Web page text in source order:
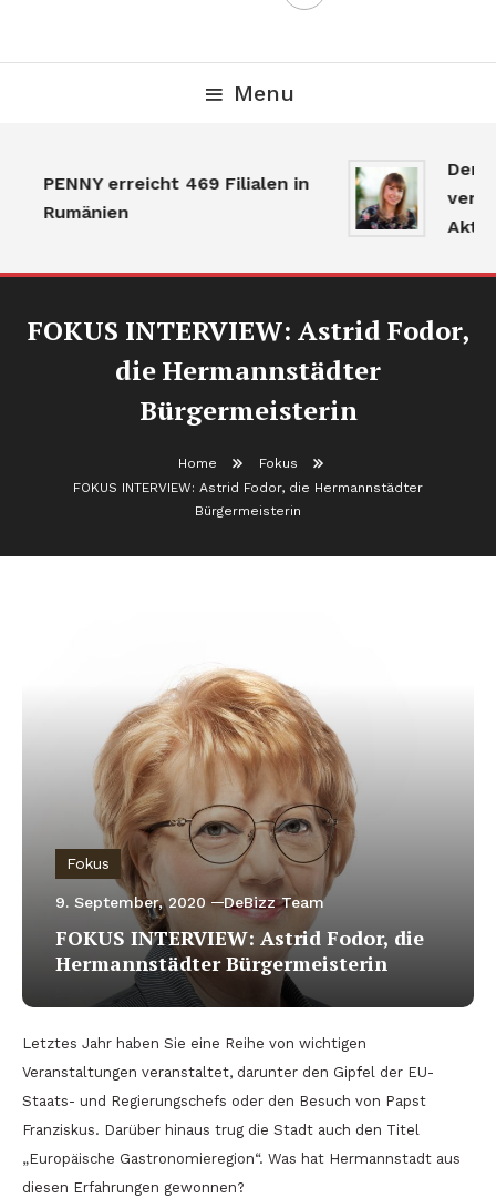
Menu
PENNY erreicht 469 Filialen in
Rumänien
Der
FOKUS INTERVIEW: Astrid Fodor,
die Hermannstädter
Bürgermeisterin
Home
Fokus
FOKUS INTERVIEW: Astrid Fodor, die Hermannstädter
Bürgermeisterin
Fokus
9. September, 2020 DeBizz Team
FOKUS INTERVIEW: Astrid Fodor, die
Hermannstädter Bürgermeisterin
Letztes Jahr haben Sie eine Reihe von wichtigen
Veranstaltungen veranstaltet, darunter den Gipfel der EU-
Staats- und Regierungschefs oder den Besuch von Papst
Franziskus. Darüber hinaus trug die Stadt auch den Titel
„Europäische Gastronomieregion“. Was hat Hermannstadt aus
diesen Erfahrungen gewonnen?